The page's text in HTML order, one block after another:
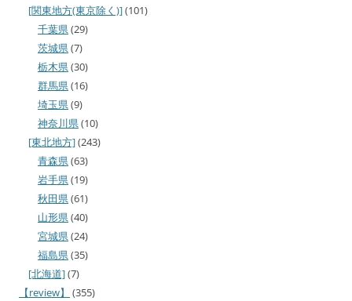
[関東地方(東京除く)](101)
千葉県(29)
茨城県(7)
栃木県(30)
群馬県(16)
埼玉県(9)
神奈川県(10)
[東北地方](243)
青森県(63)
岩手県(19)
秋田県(61)
山形県(40)
宮城県(24)
福島県(35)
[北海道](7)
【review】
(355)